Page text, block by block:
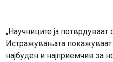
„Научниците ја потврдуваат
Истражувањата
најбуден и најприемчив